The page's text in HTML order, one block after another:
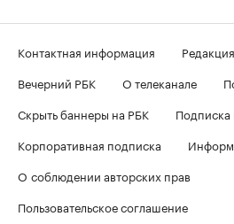
Контактная информация Редакция
Вечерний РБК
О телеканале
Скрыть баннеры на РБК
Подписка
Корпоративная подписка
О соблюдении авторских прав
Пользовательское соглашение